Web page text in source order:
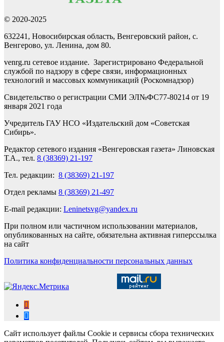
© 2020-2025
632241, Новосибирская область, Венгеровский район, с.
Венгерово, ул. Ленина, дом 80.
venrg.ru сетевое издание. Зарегистрировано Федеральной
службой по надзору в сфере связи, информационных
технологий и массовых коммуникаций (Роскомнадзор)
Свидетельство о регистрации СМИ ЭЛ№ФС77-80214 от 19
января 2021 года
Учредитель ГАУ НСО «Издательский дом «Советская
Сибирь».
Редактор сетевого издания «Венгеровская газета» Линовская
Т.А., тел. 8 (38369) 21-197
Тел. редакции: 8 (38369) 21-197
Отдел рекламы 8 (38369) 21-497
E-mail редакции: Leninetsvg@yandex.ru
При полном или частичном использовании материалов,
опубликованных на сайте, обязательна активная гиперссылка
на сайт
Политика конфиденциальности персональных данных
Сайт использует файлы Cookie и сервисы сбора технических